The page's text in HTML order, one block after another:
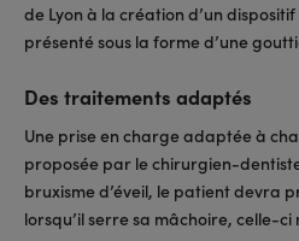
de Lyon à la création d’un
présenté sous la forme d’une
Des traitements adaptés
Une prise en charge adaptée à
proposée par le chirurgien-
bruxisme d’éveil, le patient devra
lorsqu’il serre sa mâchoire, celle-ci